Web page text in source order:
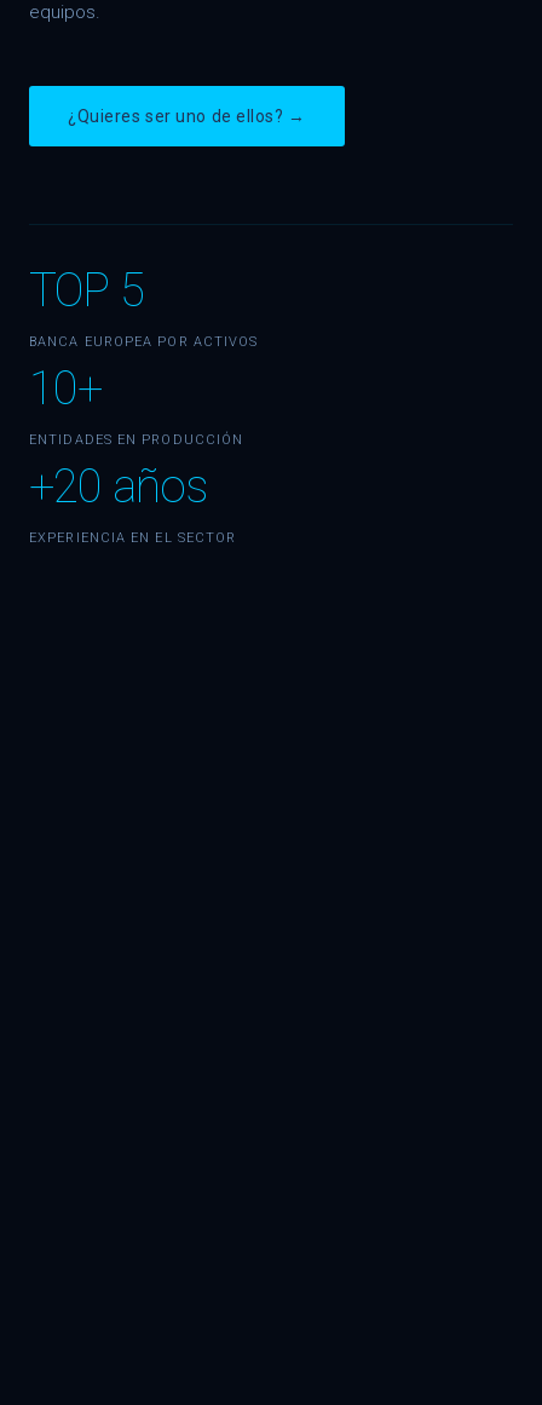
equipos.
¿Quieres ser uno de ellos? →
TOP 5
BANCA EUROPEA POR ACTIVOS
10+
ENTIDADES EN PRODUCCIÓN
+20 años
EXPERIENCIA EN EL SECTOR